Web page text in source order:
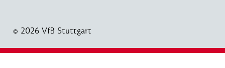
© 2026 VfB Stuttgart